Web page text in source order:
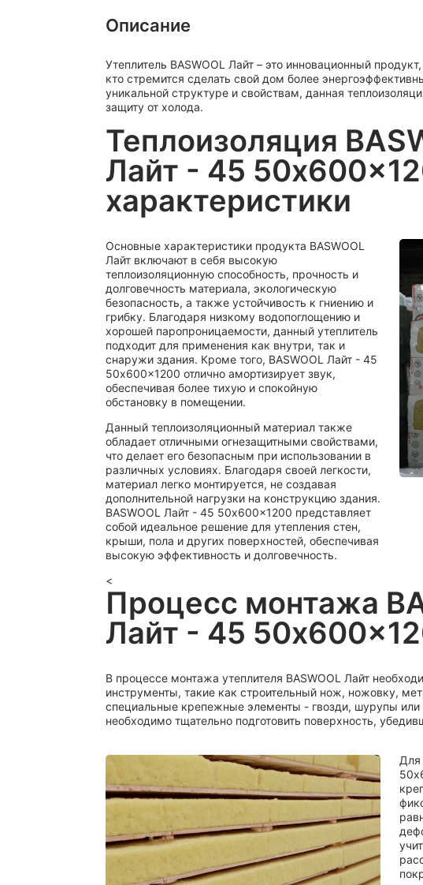
Описание
Утеплитель BASWOOL Лайт – это инновационный
кто стремится сделать свой дом более
уникальной структуре и свойствам, данная
защиту от холода.
Теплоизоляция
Лайт - 45
характеристики
Основные характеристики продукта BASWOOL
Лайт включают в себя высокую
теплоизоляционную способность, прочность и
долговечность материала, экологическую
безопасность, а также устойчивость к гниению и
грибку. Благодаря низкому водопоглощению и
хорошей паропроницаемости, данный утеплитель
подходит для применения как внутри, так и
снаружи здания. Кроме того, BASWOOL Лайт - 45
50x600x1200 отлично амортизирует звук,
обеспечивая более тихую и спокойную
обстановку в помещении.
Данный теплоизоляционный материал также
обладает отличными огнезащитными свойствами,
что делает его безопасным при использовании в
различных условиях. Благодаря своей легкости,
материал легко монтируется, не создавая
дополнительной нагрузки на конструкцию здания.
BASWOOL Лайт - 45 50x600x1200 представляет
собой идеальное решение для утепления стен,
крыши, пола и других поверхностей, обеспечивая
высокую эффективность и долговечность.
<
Процесс монтажа
Лайт - 45
В процессе монтажа утеплителя BASWOOL Лайт
инструменты, такие как строительный нож, ножовку,
специальные крепежные элементы - гвозди, шурупы
необходимо тщательно подготовить поверхность,
Для